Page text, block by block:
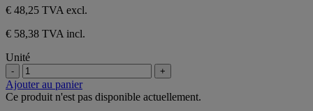
€ 48,25 TVA excl.
€ 58,38 TVA incl.
Unité
- +
Ajouter au panier
Ce produit n'est pas disponible actuellement.